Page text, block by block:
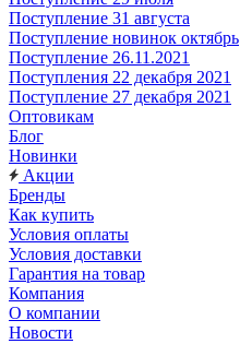
Поступление 31 августа
Поступление новинок октябрь
Поступление 26.11.2021
Поступления 22 декабря 2021
Поступление 27 декабря 2021
Оптовикам
Блог
Новинки
Акции
Бренды
Как купить
Условия оплаты
Условия доставки
Гарантия на товар
Компания
О компании
Новости